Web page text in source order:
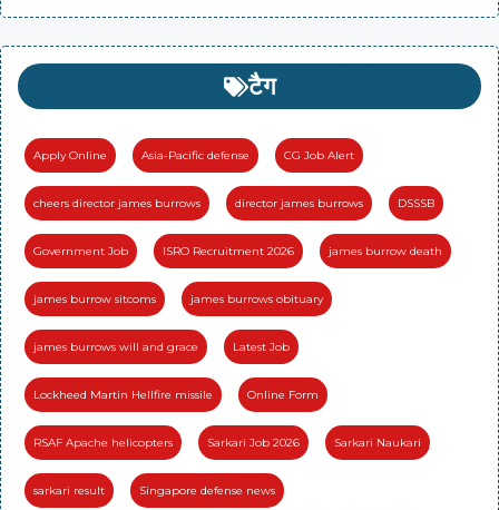
टैग
Apply Online Asia-Pacific defense CG Job Alert
cheers director james burrows director james burrows DSSSB
Government Job ISRO Recruitment 2026 james burrow death
james burrow sitcoms james burrows obituary
james burrows will and grace Latest Job
Lockheed Martin Hellfire missile Online Form
RSAF Apache helicopters Sarkari Job 2026 Sarkari Naukari
sarkari result Singapore defense news